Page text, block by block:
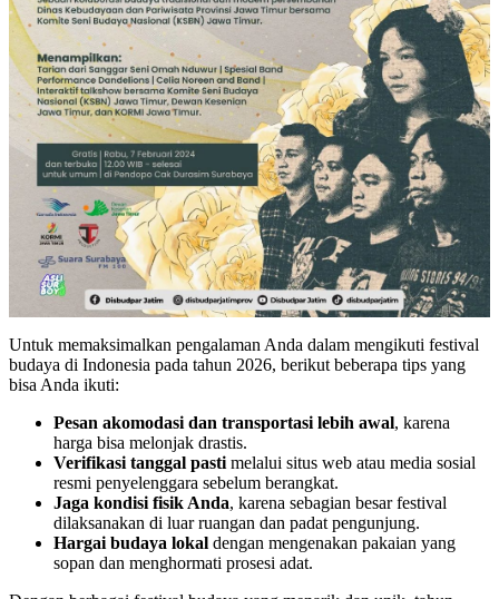
Untuk memaksimalkan pengalaman Anda dalam mengikuti festival
budaya di Indonesia pada tahun 2026, berikut beberapa tips yang
bisa Anda ikuti:
Pesan akomodasi dan transportasi lebih awal, karena
harga bisa melonjak drastis.
Verifikasi tanggal pasti melalui situs web atau media sosial
resmi penyelenggara sebelum berangkat.
Jaga kondisi fisik Anda, karena sebagian besar festival
dilaksanakan di luar ruangan dan padat pengunjung.
Hargai budaya lokal dengan mengenakan pakaian yang
sopan dan menghormati prosesi adat.